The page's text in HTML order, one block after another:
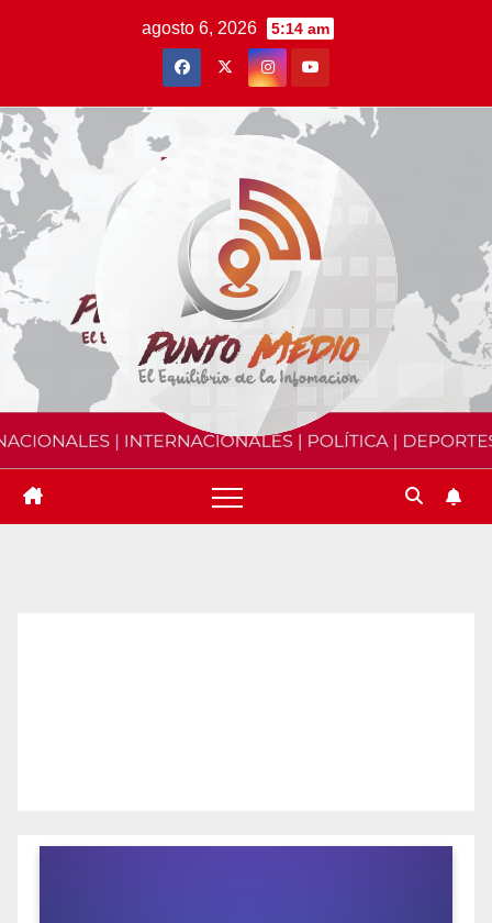
agosto 6, 2026 5:14 am